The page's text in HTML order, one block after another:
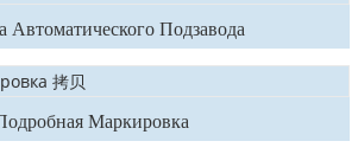
Автоматического Подзавода
Маркировка